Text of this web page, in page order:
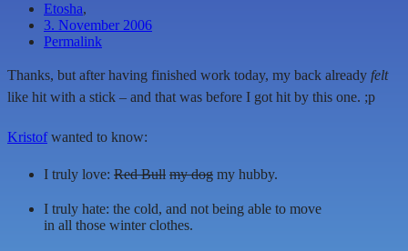
Etosha,
3. November 2006
Permalink
Thanks, but after having finished work today, my back already felt
like hit with a stick – and that was before I got hit by this one. ;p
Kristofwanted to know:
I truly love: Red Bull my dog my hubby.
I truly hate: the cold, and not being able to move
in all those winter clothes.